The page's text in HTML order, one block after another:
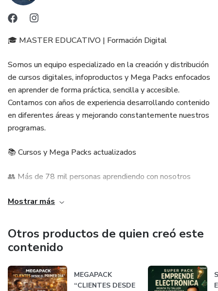
🎓 MASTER EDUCATIVO | Formación Digital
Somos un equipo especializado en la creación y distribución
de cursos digitales, infoproductos y Mega Packs enfocados
en aprender de forma práctica, sencilla y accesible.
Contamos con años de experiencia desarrollando contenido
en diferentes áreas y mejorando constantemente nuestros
programas.
📚 Cursos y Mega Packs actualizados
👥 Más de 78 mil personas aprendiendo con nosotros
⭐ Contenido práctico, claro y fácil de aplicar
Aprende a tu ritmo y sigue creciendo con Master
Mostrar más
Otros productos de quien creó este
contenido
MEGAPACK
“CLIENTES DESDE